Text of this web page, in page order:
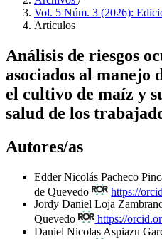
Vol. 5 Núm. 3 (2026):
Artículos
Análisis de riesgos
asociados al manejo
el cultivo de maíz y
salud de los
Autores/as
Edder Nicolás Pacheco
de Quevedo
https://
Jordy Daniel Loja
Quevedo
https://
Daniel Nicolas Aspiazu